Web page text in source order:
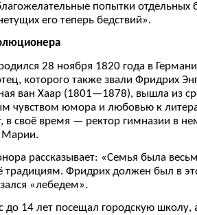
попытки отдельных
его теперь бедствий».
28 ноября 1820 года в
которого также звали Фридрих
ван Хаар (1801—1878), вышла из
чувством юмора и любовью к
в своё время — ректор гимназии в
Марии.
рассказывает: «Семья была
традициям. Фридрих должен был в
«лебедем».
до 14 лет посещал городскую